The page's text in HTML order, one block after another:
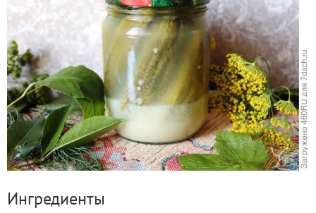
Ингредиенты